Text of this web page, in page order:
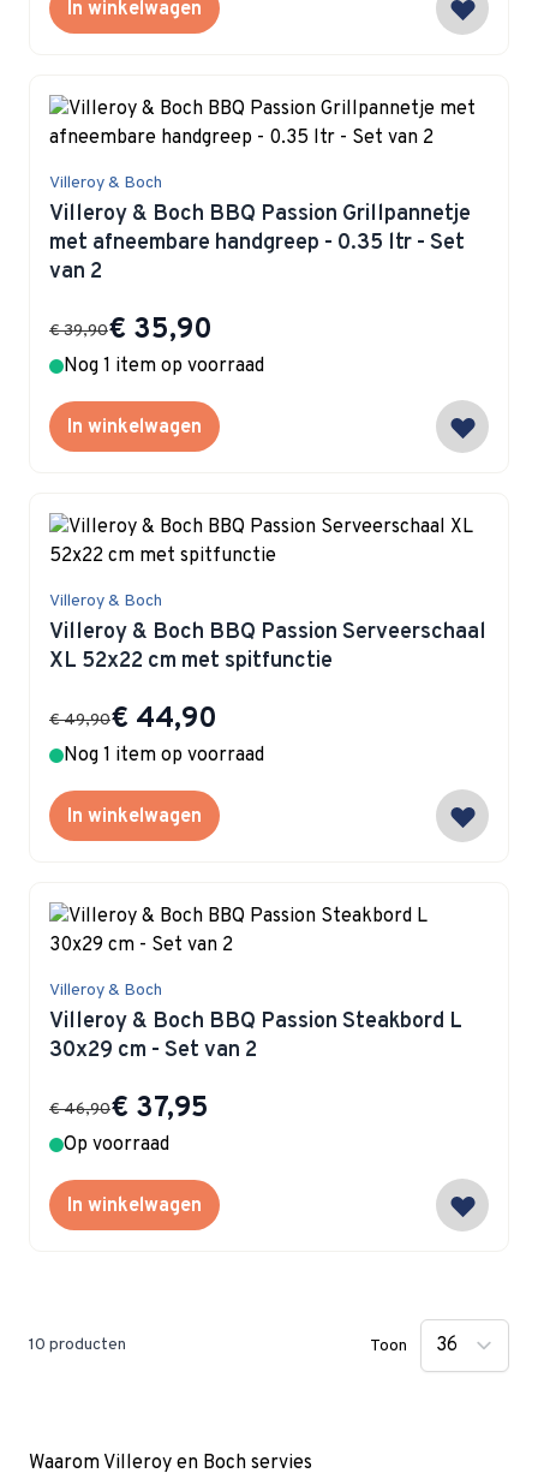
In winkelwagen
Villeroy & Boch
Villeroy & Boch BBQ Passion Grillpannetje
met afneembare handgreep - 0.35 ltr - Set
van 2
Special Price
€ 35,90
€ 39,90
Nog 1 item op voorraad
In winkelwagen
Villeroy & Boch
Villeroy & Boch BBQ Passion Serveerschaal
XL 52x22 cm met spitfunctie
Special Price
€ 44,90
€ 49,90
Nog 1 item op voorraad
In winkelwagen
Villeroy & Boch
Villeroy & Boch BBQ Passion Steakbord L
30x29 cm - Set van 2
Special Price
€ 37,95
€ 46,90
Op voorraad
In winkelwagen
10 producten Toon
Waarom Villeroy en Boch servies